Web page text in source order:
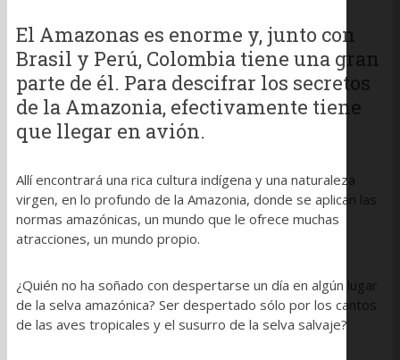
El Amazonas es enorme y, junto con
Brasil y Perú, Colombia tiene una gran
parte de él. Para descifrar los secretos
de la Amazonia, efectivamente tiene
que llegar en avión.
Allí encontrará una rica cultura indígena y una naturaleza
virgen, en lo profundo de la Amazonia, donde se aplican las
normas amazónicas, un mundo que le ofrece muchas
atracciones, un mundo propio.
¿Quién no ha soñado con despertarse un día en algún lugar
de la selva amazónica? Ser despertado sólo por los cantos
de las aves tropicales y el susurro de la selva salvaje?